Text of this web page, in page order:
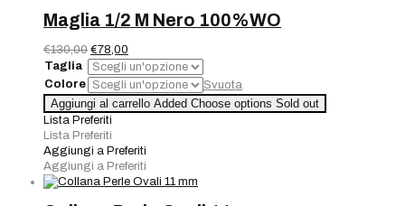
Maglia 1/2 M Nero 100%WO
€130,00 Il
prezzo
originale
era:
€130,00.
€78,00
prezzo
attuale
è:
€78,00.
Taglia
Colore
Svuota
Maglia
1/2
M
Nero
100%WO
quantità
Aggiungi al carrello Added Choose options Sold out
Lista Preferiti
Lista Preferiti
Aggiungi a Preferiti
Aggiungi a Preferiti